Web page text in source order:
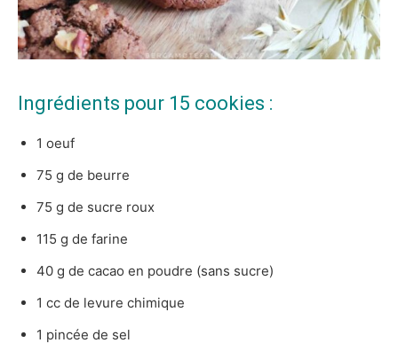
Ingrédients pour 15 cookies :
1 oeuf
75 g de beurre
75 g de sucre roux
115 g de farine
40 g de cacao en poudre (sans sucre)
1 cc de levure chimique
1 pincée de sel